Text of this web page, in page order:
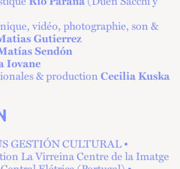
vidéo, photographie, son &
Gutierrez
Sendón
Iovane
& productionCecilia Kuska
GESTIÓN CULTURAL •
La Virreina Centre de la Imatge